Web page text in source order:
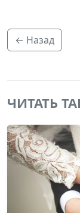
← Назад
ЧИТАТЬ